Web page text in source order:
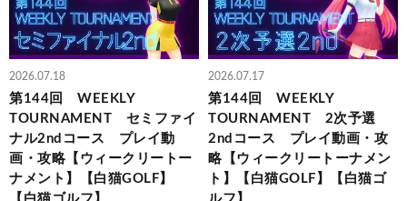
2026.07.18
第144回 WEEKLY
TOURNAMENT セミファイ
ナル2ndコース プレイ動
画・攻略【ウィークリートー
ナメント】【白猫GOLF】
2026.07.17
第144回 WEEKLY
TOURNAMENT 2次予選
2ndコース プレイ動画・攻
略【ウィークリートーナメン
ト】【白猫GOLF】【白猫ゴ